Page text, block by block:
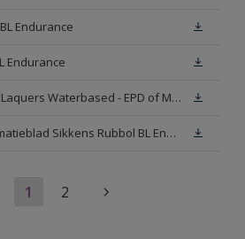
Endurance
Endurance
Sikkens Exterior Laquers Waterbased - EPD of Milieuproductverklaring
Veiligheidsinformatieblad Sikkens Rubbol BL Endurance High Gloss N00 (MSDS)
1 2